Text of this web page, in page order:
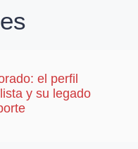
el perfil
y su legado